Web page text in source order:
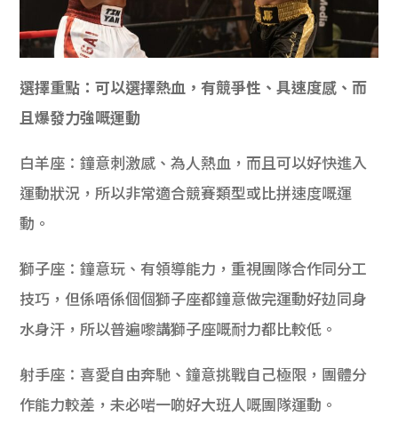
選擇重點：可以選擇熱血，有競爭性、具速度感、而
且爆發力強嘅運動
白羊座：鐘意刺激感、為人熱血，而且可以好快進入
運動狀況，所以非常適合競賽類型或比拼速度嘅運
動。
獅子座：鐘意玩、有領導能力，重視團隊合作同分工
技巧，但係唔係個個獅子座都鐘意做完運動好攰同身
水身汗，所以普遍嚟講獅子座嘅耐力都比較低。
射手座：喜愛自由奔馳、鐘意挑戰自己極限，團體分
作能力較差，未必啱一啲好大班人嘅團隊運動。